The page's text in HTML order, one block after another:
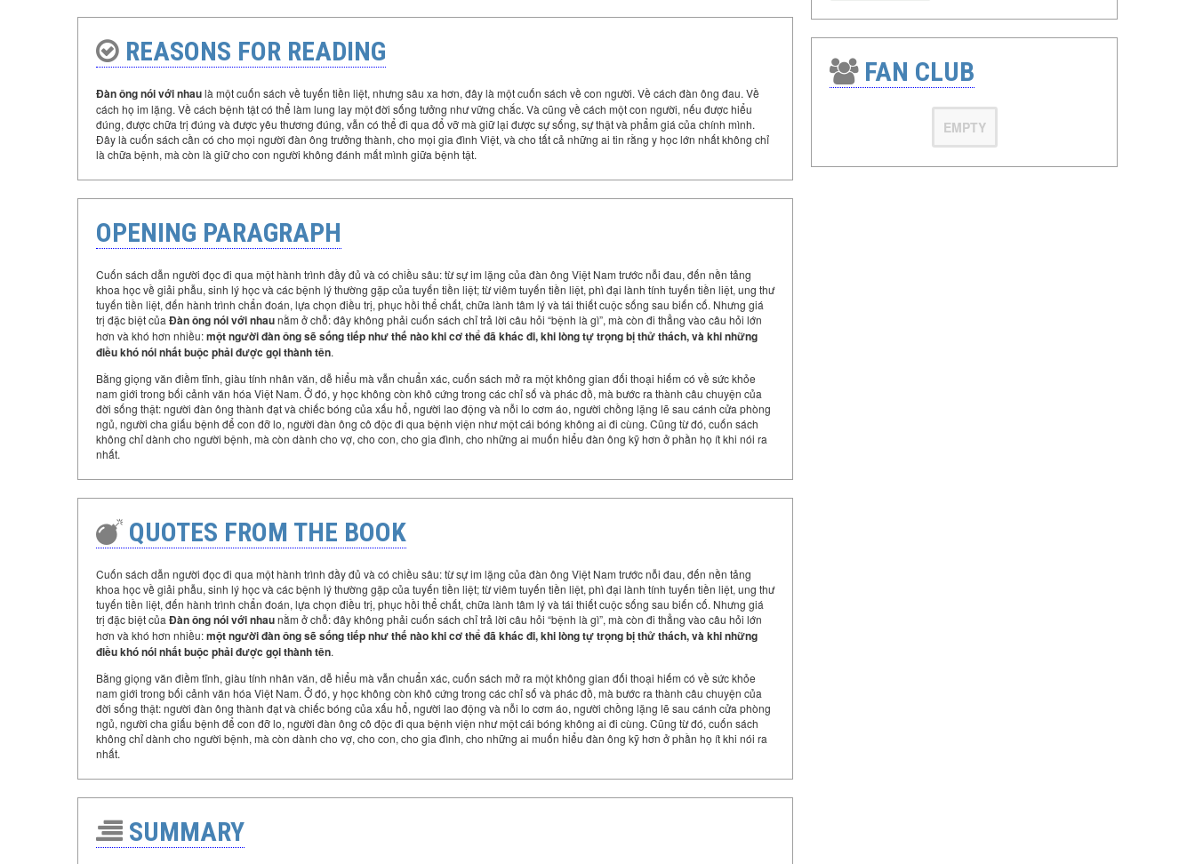
REASONS FOR READING
Đàn ông nói với nhaulà một cuốn sách về tuyến tiền liệt, nhưng sâu xa hơn, đây là một cuốn sách về con người. Về cách đàn ông đau. Về
cách họ im lặng. Về cách bệnh tật có thể làm lung lay một đời sống tưởng như vững chắc. Và cũng về cách một con người, nếu được hiểu
đúng, được chữa trị đúng và được yêu thương đúng, vẫn có thể đi qua đổ vỡ mà giữ lại được sự sống, sự thật và phẩm giá của chính mình.
Đây là cuốn sách cần có cho mọi người đàn ông trưởng thành, cho mọi gia đình Việt, và cho tất cả những ai tin rằng y học lớn nhất không chỉ
là chữa bệnh, mà còn là giữ cho con người không đánh mất mình giữa bệnh tật.
OPENING PARAGRAPH
Cuốn sách dẫn người đọc đi qua một hành trình đầy đủ và có chiều sâu: từ sự im lặng của đàn ông Việt Nam trước nỗi đau, đến nền tảng
khoa học về giải phẫu, sinh lý học và các bệnh lý thường gặp của tuyến tiền liệt; từ viêm tuyến tiền liệt, phì đại lành tính tuyến tiền liệt, ung thư
tuyến tiền liệt, đến hành trình chẩn đoán, lựa chọn điều trị, phục hồi thể chất, chữa lành tâm lý và tái thiết cuộc sống sau biến cố. Nhưng giá
trị đặc biệt của Đàn ông nói với nhaunằm ở chỗ: đây không phải cuốn sách chỉ trả lời câu hỏi “bệnh là gì”, mà còn đi thẳng vào câu hỏi lớn
hơn và khó hơn nhiều:một người đàn ông sẽ sống tiếp như thế nào khi cơ thể đã khác đi, khi lòng tự trọng bị thử thách, và khi những
điều khó nói nhất buộc phải được gọi thành tên.
Bằng giọng văn điềm tĩnh, giàu tính nhân văn, dễ hiểu mà vẫn chuẩn xác, cuốn sách mở ra một không gian đối thoại hiếm có về sức khỏe
nam giới trong bối cảnh văn hóa Việt Nam. Ở đó, y học không còn khô cứng trong các chỉ số và phác đồ, mà bước ra thành câu chuyện của
đời sống thật: người đàn ông thành đạt và chiếc bóng của xấu hổ, người lao động và nỗi lo cơm áo, người chồng lặng lẽ sau cánh cửa phòng
ngủ, người cha giấu bệnh để con đỡ lo, người đàn ông cô độc đi qua bệnh viện như một cái bóng không ai đi cùng. Cũng từ đó, cuốn sách
không chỉ dành cho người bệnh, mà còn dành cho vợ, cho con, cho gia đình, cho những ai muốn hiểu đàn ông kỹ hơn ở phần họ ít khi nói ra
nhất.
QUOTES FROM THE BOOK
Cuốn sách dẫn người đọc đi qua một hành trình đầy đủ và có chiều sâu: từ sự im lặng của đàn ông Việt Nam trước nỗi đau, đến nền tảng
khoa học về giải phẫu, sinh lý học và các bệnh lý thường gặp của tuyến tiền liệt; từ viêm tuyến tiền liệt, phì đại lành tính tuyến tiền liệt, ung thư
tuyến tiền liệt, đến hành trình chẩn đoán, lựa chọn điều trị, phục hồi thể chất, chữa lành tâm lý và tái thiết cuộc sống sau biến cố. Nhưng giá
trị đặc biệt của Đàn ông nói với nhaunằm ở chỗ: đây không phải cuốn sách chỉ trả lời câu hỏi “bệnh là gì”, mà còn đi thẳng vào câu hỏi lớn
hơn và khó hơn nhiều:một người đàn ông sẽ sống tiếp như thế nào khi cơ thể đã khác đi, khi lòng tự trọng bị thử thách, và khi những
điều khó nói nhất buộc phải được gọi thành tên.
Bằng giọng văn điềm tĩnh, giàu tính nhân văn, dễ hiểu mà vẫn chuẩn xác, cuốn sách mở ra một không gian đối thoại hiếm có về sức khỏe
nam giới trong bối cảnh văn hóa Việt Nam. Ở đó, y học không còn khô cứng trong các chỉ số và phác đồ, mà bước ra thành câu chuyện của
đời sống thật: người đàn ông thành đạt và chiếc bóng của xấu hổ, người lao động và nỗi lo cơm áo, người chồng lặng lẽ sau cánh cửa phòng
ngủ, người cha giấu bệnh để con đỡ lo, người đàn ông cô độc đi qua bệnh viện như một cái bóng không ai đi cùng. Cũng từ đó, cuốn sách
không chỉ dành cho người bệnh, mà còn dành cho vợ, cho con, cho gia đình, cho những ai muốn hiểu đàn ông kỹ hơn ở phần họ ít khi nói ra
nhất.
SUMMARY
FAN CLUB
EMPTY